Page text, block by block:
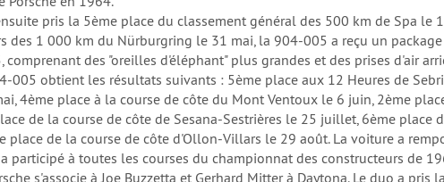
pris la 5ème place du classement général des 500 km de Spa le
des 1 000 km du Nürburgring le 31 mai, la 904-005 a reçu un
comprenant des "oreilles d'éléphant" plus grandes et des prises d'air
005 obtient les résultats suivants : 5ème place aux 12 Heures de
4ème place à la course de côte du Mont Ventoux le 6 juin, 2ème
de la course de côte de Sesana-Sestrières le 25 juillet, 6ème place
place de la course de côte d'Ollon-Villars le 29 août. La voiture a
participé à toutes les courses du championnat des constructeurs de
s'associe à Joe Buzzetta et Gerhard Mitter à Daytona. Le duo a